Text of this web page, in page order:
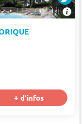
+ d'infos